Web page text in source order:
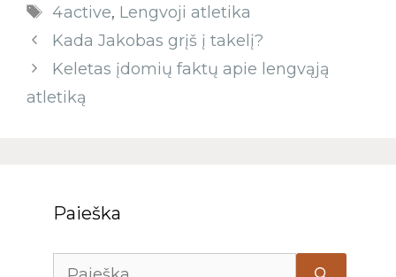
4active, Lengvoji atletika
Kada Jakobas grįš į takelį?
Keletas įdomių faktų apie lengvąją
atletiką
Paieška